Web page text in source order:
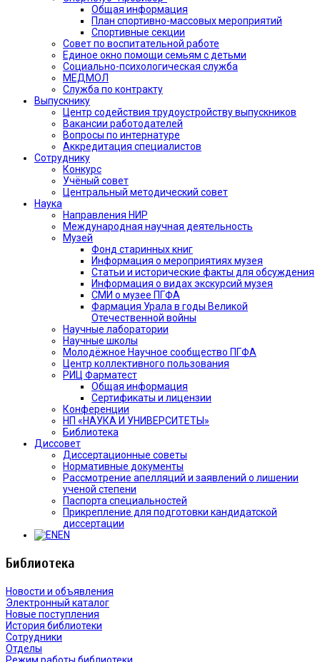
Общая информация
План спортивно-массовых мероприятий
Спортивные секции
Совет по воспитательной работе
Единое окно помощи семьям с детьми
Социально-психологическая служба
МЕДМОЛ
Служба по контракту
Выпускнику
Центр содействия трудоустройству выпускников
Вакансии работодателей
Вопросы по интернатуре
Аккредитация специалистов
Сотруднику
Конкурс
Учёный совет
Центральный методический совет
Наука
Направления НИР
Международная научная деятельность
Музей
Фонд старинных книг
Информация о мероприятиях музея
Статьи и исторические факты для обсуждения
Информация о видах экскурсий музея
СМИ о музее ПГФА
Фармация Урала в годы Великой
Отечественной войны
Научные лаборатории
Научные школы
Молодёжное Научное сообщество ПГФА
Центр коллективного пользования
РИЦ Фарматест
Общая информация
Сертификаты и лицензии
Конференции
НП «НАУКА И УНИВЕРСИТЕТЫ»
Библиотека
Диссовет
Диссертационные советы
Нормативные документы
Рассмотрение апелляций и заявлений о лишении
ученой степени
Паспорта специальностей
Прикрепление для подготовки кандидатской
диссертации
EN
Библиотека
Новости и объявления
Электронный каталог
Новые поступления
История библиотеки
Сотрудники
Отделы